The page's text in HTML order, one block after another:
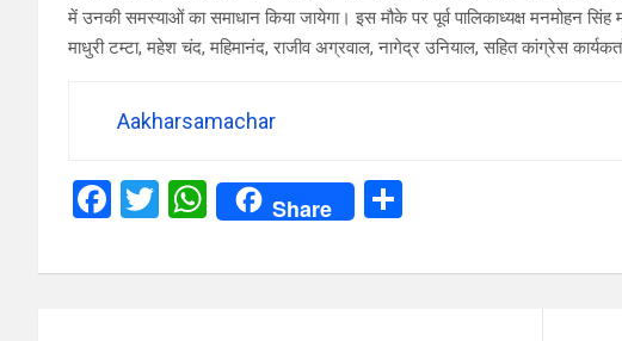
में उनकी समस्याओं का समाधान किया जायेगा। इस मौके पर पूर्व पालिकाध्यक्ष मनमोहन सिंह
माधुरी टम्टा, महेश चंद, महिमानंद, राजीव अग्रवाल, नागेद्र उनियाल, सहित कांग्रेस
Aakharsamachar
F
ce
T
tt
W
at
Share
ar